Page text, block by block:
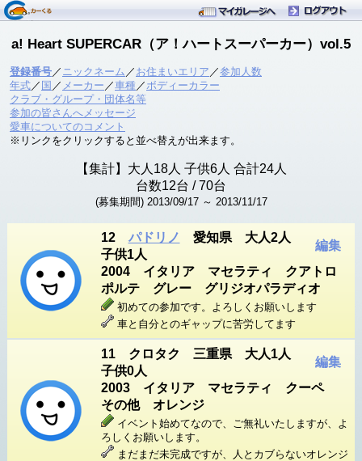
a! Heart SUPERCAR（ア！ハートスーパーカー）vol.5
登録番号／ ニックネーム ／ お住まいエリア ／参加人数
年式／ 国 ／ メーカー ／車種／ボディーカラー
クラブ・グループ・団体名等
参加の皆さんへメッセージ
愛車についてのコメント
※リンクをクリックすると並べ替えが出来ます。
【集計】大人 18人 子供6人 合計24人
台数12台 / 70台
(募集期間) 2013/09/17 ～ 2013/11/17
12 パドリノ 愛知県 大人2人
子供1人
編集
2004 イタリア マセラティ クアトロ
ポルテ グレー グリジオパラディオ
初めての参加です。よろしくお願いします
車と自分とのギャップに苦労してます
11 クロタク 三重県 大人1人
子供0人
編集
2003 イタリア マセラティ クーペ
その他 オレンジ
イベント始めてなので、ご無礼いたしますが、よ
ろしくお願いします。
まだまだ未完成ですが、人とカブらないオレンジ